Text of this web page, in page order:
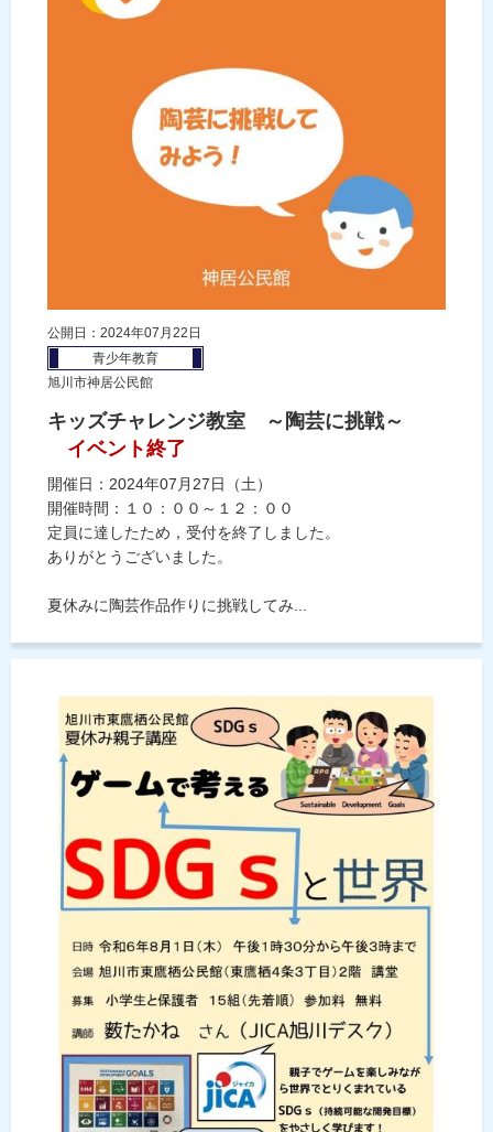
公開日：2024年07月22日
青少年教育
旭川市神居公民館
キッズチャレンジ教室 ～陶芸に挑戦～
イベント終了
開催日：2024年07月27日（土）
開催時間：１０：００～１２：００
定員に達したため，受付を終了しました。
ありがとうございました。
夏休みに陶芸作品作りに挑戦してみ...